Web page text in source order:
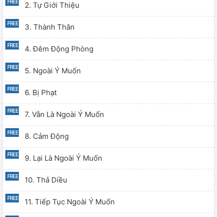
2. Tự Giới Thiệu
3. Thành Thân
4. Đêm Động Phòng
5. Ngoài Ý Muốn
6. Bị Phạt
7. Vẫn Là Ngoài Ý Muốn
8. Cảm Động
9. Lại Là Ngoài Ý Muốn
10. Thả Diều
11. Tiếp Tục Ngoài Ý Muốn